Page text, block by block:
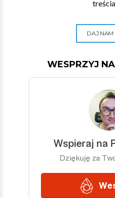
DAJ NAM
WESPRZYJ